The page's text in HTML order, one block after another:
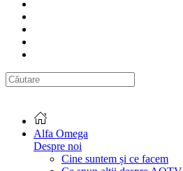
Alfa Omega
Despre noi
Cine suntem și ce facem